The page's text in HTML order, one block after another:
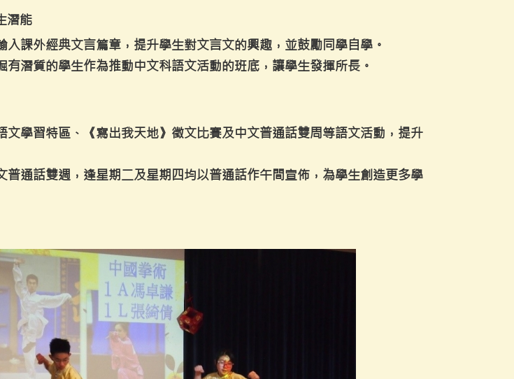
潛能
入課外經典文言篇章，提升學生對文言文的興趣，並鼓勵同學自學。
有潛質的學生作為推動中文科語文活動的班底，讓學生發揮所長。
文學習特區、《寫出我天地》徵文比賽及中文普通話雙周等語文活動，提升
普通話雙週，逢星期二及星期四均以普通話作午間宣佈，為學生創造更多學